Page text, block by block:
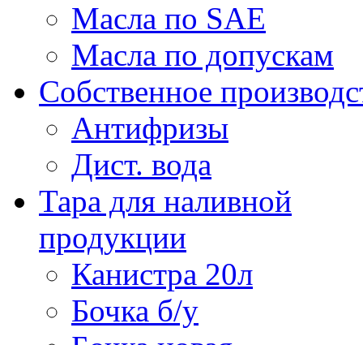
Масла по SAE
Масла по допускам
Собственное
Антифризы
Дист. вода
Тара для наливной
продукции
Канистра 20л
Бочка б/у